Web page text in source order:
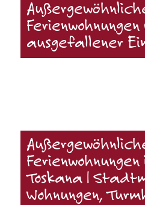
ausgefallener
Toskana |
Wohnungen,